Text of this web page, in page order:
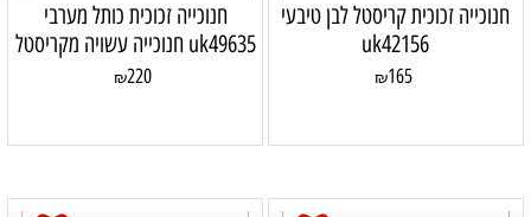
חנוכייה זכוכית קריסטל לבן טיבעי
uk42156
₪165
חנוכייה זכוכית כותל מערבי
uk49635 חנוכייה עשויה מקריסטל
₪220